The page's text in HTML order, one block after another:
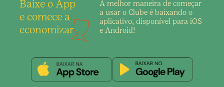
Baixe o App
e comece a
economizar
A melhor maneira de começar
a usar o Clube é baixando o
aplicativo, disponível para iOS
e Android!